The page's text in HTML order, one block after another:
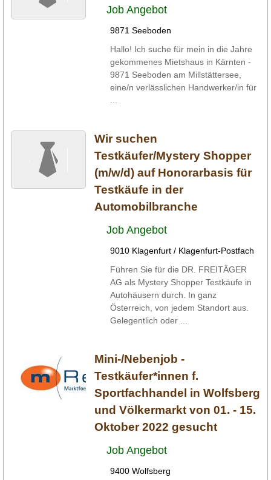
Job Angebot
9871 Seeboden
Hallo! Ich suche für mein in die Jahre
gekommenes Mietshaus in Kärnten -
9871 Seeboden am Millstättersee,
eine/n verlässlichen Handwerker/in für
Wir suchen
Testkäufer/Mystery Shopper
(m/w/d) auf Honorarbasis für
Testkäufe in der
Automobilbranche
Job Angebot
9010 Klagenfurt / Klagenfurt-Postfach
Führen Sie für die DR. FREITÄGER
AG als Mystery Shopper Testkäufe in
Autohäusern durch. In ganz
Österreich, von jedem Standort aus.
Gelegentlich oder ...
Mini-/Nebenjob -
Testkäufer*innen f.
Sportfachhandel in Wolfsberg
und Völkermarkt von 01. - 15.
Oktober 2022 gesucht
Job Angebot
9400 Wolfsberg